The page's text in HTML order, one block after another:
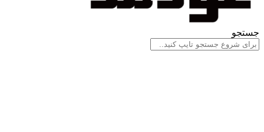
جستجو